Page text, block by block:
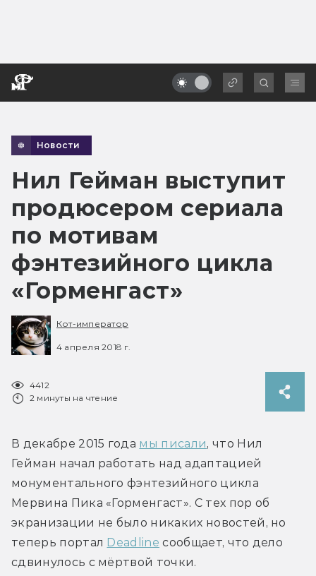
Новости
Нил Гейман выступит
продюсером сериала
по мотивам
фэнтезийного цикла
«Горменгаст»
Кот-император
4 апреля 2018 г.
4412
2 минуты на чтение
В декабре 2015 года мы писали, что Нил
Гейман начал работать над адаптацией
монументального фэнтезийного цикла
Мервина Пика «Горменгаст». С тех пор об
экранизации не было никаких новостей, но
теперь портал Deadline сообщает, что дело
сдвинулось с мёртвой точки.